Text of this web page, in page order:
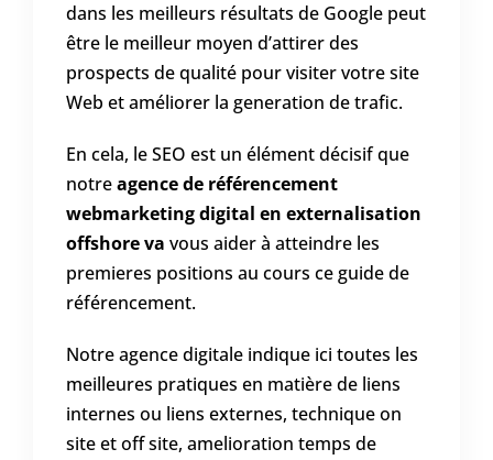
dans les meilleurs résultats de Google peut
être le meilleur moyen d’attirer des
prospects de qualité pour visiter votre site
Web et améliorer la generation de trafic.
En cela, le SEO est un élément décisif que
notreagence de référencement
webmarketing digital en externalisation
offshore va vous aider à atteindre les
premieres positions au cours ce guide de
référencement.
Notre agence digitale indique ici toutes les
meilleures pratiques en matière de liens
internes ou liens externes, technique on
site et off site, amelioration temps de